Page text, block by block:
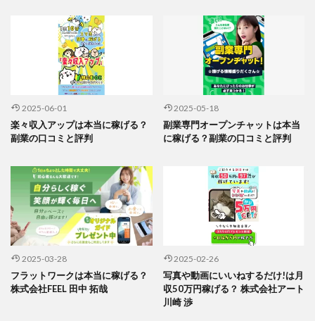
2025-06-01
楽々収入アップは本当に稼げる？
副業の口コミと評判
2025-05-18
副業専門オープンチャットは本当
に稼げる？副業の口コミと評判
2025-03-28
フラットワークは本当に稼げる？
株式会社FEEL 田中 拓哉
2025-02-26
写真や動画にいいねするだけ!は月
収50万円稼げる？ 株式会社アート
川崎 渉